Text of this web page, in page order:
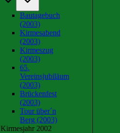
Bautagebuch
(2003)
Kirmesabend
(2003)
Kirmeszug
(2003)
65.
Vereinsjubiläum
(2003)
Brückenfest
(2003)
Tour über´n
Berg (2003)
Kirmesjahr 2002